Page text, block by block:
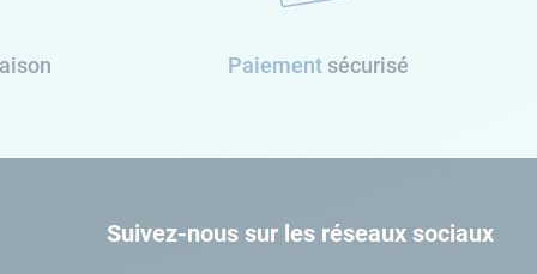
Paiement sécurisé
Suivez-nous sur les réseaux sociaux